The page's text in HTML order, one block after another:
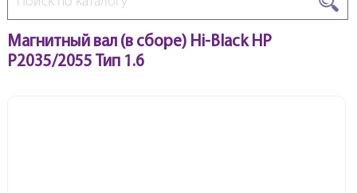
Магнитный вал (в сборе) Hi-Black HP
P2035/2055 Тип 1.6